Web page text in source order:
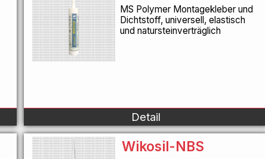
MS Polymer Montagekleber und
Dichtstoff, universell, elastisch
und natursteinverträglich
Detail
Wikosil-NBS